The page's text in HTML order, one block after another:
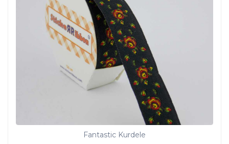
Fantastic Kurdele